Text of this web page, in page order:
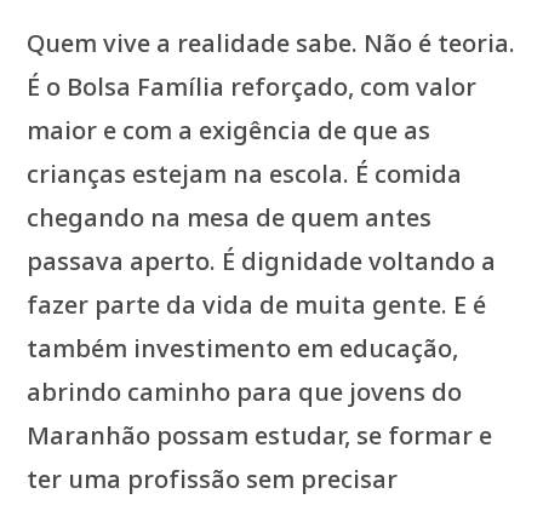
Quem vive a realidade sabe. Não é teoria.
É o Bolsa Família reforçado, com valor
maior e com a exigência de que as
crianças estejam na escola. É comida
chegando na mesa de quem antes
passava aperto. É dignidade voltando a
fazer parte da vida de muita gente. E é
também investimento em educação,
abrindo caminho para que jovens do
Maranhão possam estudar, se formar e
ter uma profissão sem precisar